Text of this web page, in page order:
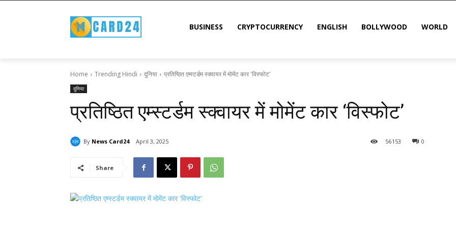
BUSINESS CRYPTOCURRENCY ENGLISH BOLLYWOOD WORLD
Home Trending Hindi दुनिया प्रतिष्ठित एम्स्टर्डम स्क्वायर में मोमेंट कार 'विस्फोट'
दुनिया
प्रतिष्ठित एम्स्टर्डम स्क्वायर में मोमेंट कार ‘विस्फोट’
By News Card24 April 3, 2025 0
56153
Share